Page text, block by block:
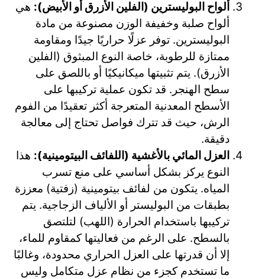
ألواح البوليسترين (الفلين الأزرق أو الأبيض): هي
ألواح صلبة وخفيفة الوزن مصنوعة من مادة
البوليسترين. توفر عزلًا حراريًا جيدًا ومقاومة
ممتازة للرطوبة، خاصة النوع المبثوق (الفلين
الأزرق). يتم تثبيتها ميكانيكيًا أو باللصق على
سطح الهنجر. قد تكون عملية تركيبها على
الأسطح المعدنية المتعرجة أكثر تعقيدًا من الفوم
الرش، حيث قد تترك فواصل تحتاج إلى معالجة
دقيقة.
العزل المائي بالأغشية (اللفائف البيتومينية): هذا
النوع يركز بشكل أساسي على منع تسرب
المياه. يتكون من لفائف بيتومينية (زفتية) معززة
بطبقات من البوليستر أو الألياف الزجاجية. يتم
تركيبها باستخدام الحرارة (اللهب) لتلتصق
بالسطح. على الرغم من فعاليتها كمقاوم للماء،
إلا أن قدرتها على العزل الحراري محدودة، وغالبًا
ما تستخدم كجزء من نظام عزل متكامل وليس